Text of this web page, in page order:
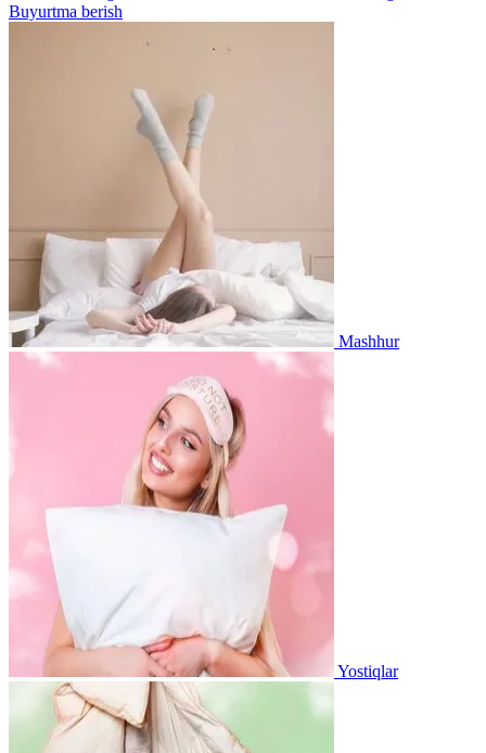
Buyurtma berish
Mashhur
Yostiqlar